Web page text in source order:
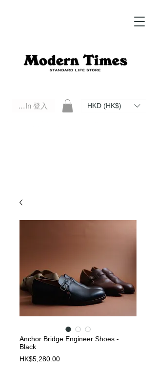
Log In 登入 HKD (HK$)
Anchor Bridge Engineer Shoes -
Black
HK$5,280.00Price